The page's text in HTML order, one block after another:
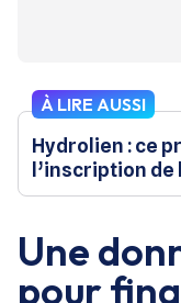
À LIRE AUSSI
Hydrolien : ce
l’inscription de
Une
pour